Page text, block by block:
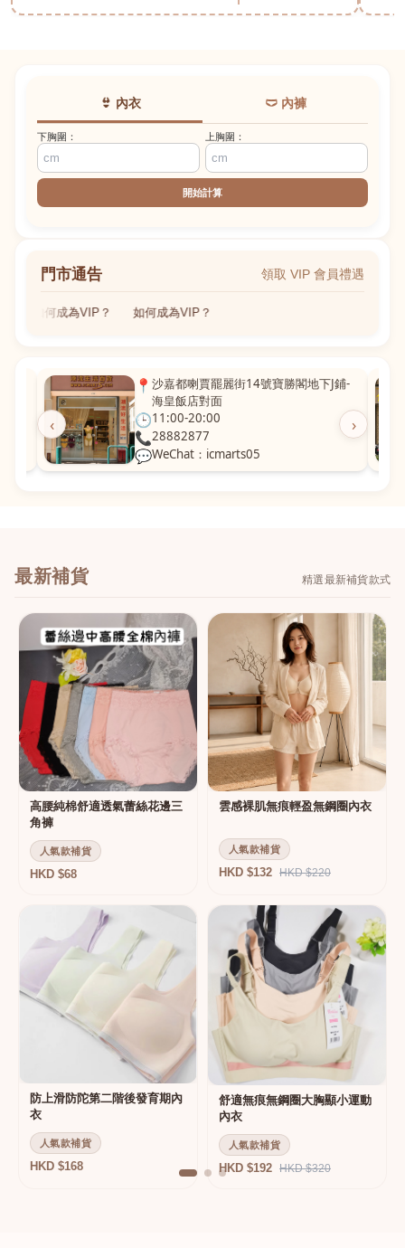
👙 內衣 🩲 內褲
下胸圍： 上胸圍：
開始計算
門市通告 領取 VIP 會員禮遇
如何成為VIP？ 如何成為VIP？
‹ ›
📍 沙嘉都喇賈罷麗街14號寶勝閣地下J鋪-
海皇飯店對面
🕒11:00-20:00
📞28882877
💬WeChat：icmarts05
最新補貨 精選最新補貨款式
高腰純棉舒適透氣蕾絲花邊三
角褲
人氣款補貨
HKD $68
雲感裸肌無痕輕盈無鋼圈內衣
人氣款補貨
HKD $132 HKD $220
防上滑防陀第二階後發育期內
衣
人氣款補貨
HKD $168
舒適無痕無鋼圈大胸顯小運動
內衣
人氣款補貨
HKD $192 HKD $320